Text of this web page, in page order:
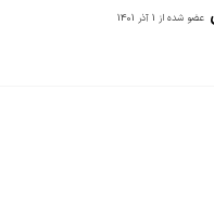
عضو شده از 1 آذر 1401